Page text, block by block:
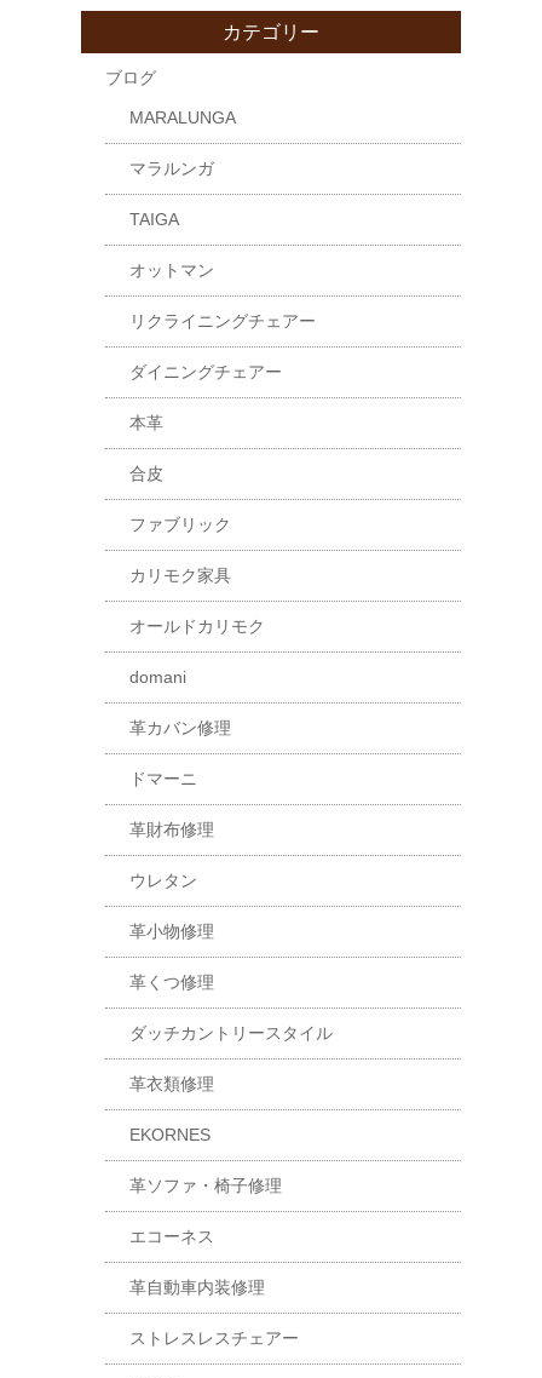
カテゴリー
ブログ
MARALUNGA
マラルンガ
TAIGA
オットマン
リクライニングチェアー
ダイニングチェアー
本革
合皮
ファブリック
カリモク家具
オールドカリモク
domani
革カバン修理
ドマーニ
革財布修理
ウレタン
革小物修理
革くつ修理
ダッチカントリースタイル
革衣類修理
EKORNES
革ソファ・椅子修理
エコーネス
革自動車内装修理
ストレスレスチェアー